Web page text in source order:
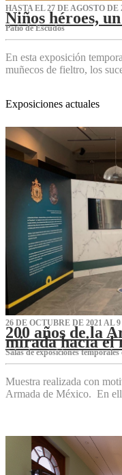
HASTA EL 27 DE AGOSTO DE
Niños héroes,
Patio de Escudos
En esta exposición
muñecos de fieltro, los
Exposiciones actuales
26 DE OCTUBRE DE 2021 AL
200 años de la
mirada hacia el
Salas de exposiciones
Muestra realizada con
Armada de México. En